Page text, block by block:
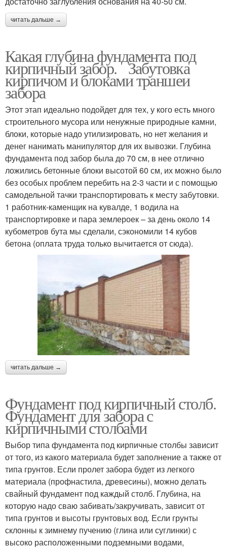
читать дальше →
Какая глубина фундамента под
кирпичный забор. Забутовка
кирпичом и блоками траншеи
забора
Этот этап идеально подойдет для тех, у кого есть много
строительного мусора или ненужные природные камни,
блоки, которые надо утилизировать, но нет желания и
денег нанимать манипулятор для их вывозки. Глубина
фундамента под забор была до 70 см, в нее отлично
ложились бетонные блоки высотой 60 см, их можно было
без особых проблем перебить на 2-3 части и с помощью
самодельной тачки транспортировать к месту забутовки.
1 работник-каменщик на кувалде, 1 водила на
транспортировке и пара землероек – за день около 14
кубометров бута мы сделали, сэкономили 14 кубов
бетона (оплата труда только вычитается от сюда).
читать дальше →
Фундамент под кирпичный столб.
Фундамент для забора с
кирпичными столбами
Выбор типа фундамента под кирпичные столбы зависит
от того, из какого материала будет заполнение а также от
типа грунтов. Если пролет забора будет из легкого
материала (профнастила, древесины), можно делать
свайный фундамент под каждый столб. Глубина, на
которую надо сваю забивать/закручивать, зависит от
типа грунтов и высоты грунтовых вод. Если грунты
склонны к зимнему пучению (глина или суглинки) с
высоко расположенными подземными водами,